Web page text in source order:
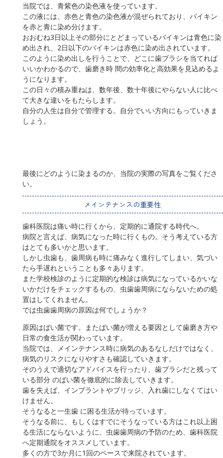
当院では、青紫色の染色液を使っています。
この液には、赤色と青色の染色液が混ぜられており、バイキン
を赤と青に染め分けます。
おおむね3日以上その部分にとどまっているバイキンは青色に染
め出され、2日以下のバイキンは赤色に染め出されています。
このように染め出しを行うことで、どこに歯ブラシを当てれば
いいかわかるので、歯磨き時 間の効率化と高効果を見込めるよ
うになります。
この日々の積み重ねは、数年後、数十年後にやらない人に比べ
て大きな違いをもたらします。
自分の人生は自分で管理する。自分でいい方向にもっていきま
しょう。
最後にどのように染まるのか、当院の実際の写真をご覧くださ
い。
メインテナンスの重要性
歯科医院は痛い時に行くから、定期的に通院する時代へ。
病院と言えば、病気になった時に行くもの。そう考えている方
はとても多いかと思います。
しかし虫歯も、歯周病も時に痛みなく進行してしまい、気づい
たら手遅れということも多々あります。
また学校検診のように定期的な検診は病気になっているかいな
いかだけをチェックするもの、虫歯歯周病にならないための処
置はしてくれません。
では虫歯歯周病の原因は何でしょうか？
原因はばい菌です。またばい菌が増える要因として歯磨き方や
日常の食生活が関わっています。
当院では、メインテナンス時に病気のあるなしだけではなく、
病気のリスクになりやすさも確認していきます。
そのうえで適切なアドバイスを行ったり、歯ブラシだと残って
いる部分 のばい菌を徹底的に除去していきます。
歯を失えば、インプラントやブリッジ、入れ歯にしなくてはい
けません。
そうなると一生歯 に困る生活が待っています。
そうなる前に、もしくはすでにそうなっている方はこれ以上困
る生活にならないように、虫歯歯周病の予防のため、歯科医院
へ定期通院をオススメしています。
多くの方で3か月に1回のペースで来院されています。